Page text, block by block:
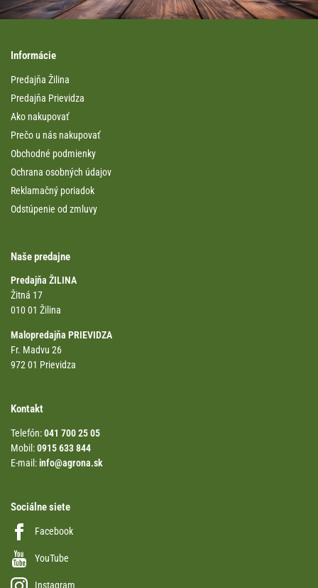
Informácie
Predajňa Žilina
Predajňa Prievidza
Ako nakupovať
Prečo u nás nakupovať
Obchodné podmienky
Ochrana osobných údajov
Reklamačný poriadok
Odstúpenie od zmluvy
Naše predajne
Predajňa ŽILINA
Žitná 17
010 01 Žilina
Malopredajňa PRIEVIDZA
Fr. Madvu 26
972 01 Prievidza
Kontakt
Telefón:041 700 25 05
Mobil:0915 633 844
E-mail:info@agrona.sk
Sociálne siete
Facebook
YouTube
Instagram